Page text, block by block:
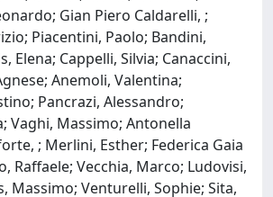
Gian Piero Caldarelli, ;
Piacentini, Paolo; Bandini,
Elena; Cappelli, Silvia; Canaccini,
Anemoli, Valentina;
Pancrazi, Alessandro;
Vaghi, Massimo; Antonella
; Merlini, Esther; Federica Gaia
Raffaele; Vecchia, Marco; Ludovisi,
Massimo; Venturelli, Sophie; Sita,